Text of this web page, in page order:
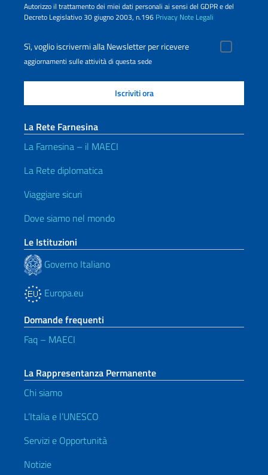
Autorizzo il trattamento dei miei dati personali ai sensi del GDPR e del
Decreto Legislativo 30 giugno 2003, n.196 Privacy Note Legali
Sì, voglio iscrivermi alla Newsletter per ricevere
aggiornamenti sulle attività di questa sede
La Rete Farnesina
La Farnesina – il MAECI
La Rete diplomatica
Viaggiare sicuri
Dove siamo nel mondo
Le Istituzioni
Governo Italiano
Europa.eu
Domande frequenti
Faq – MAECI
La Rappresentanza Permanente
Chi siamo
L’Italia e l’UNESCO
Servizi e Opportunità
Notizie